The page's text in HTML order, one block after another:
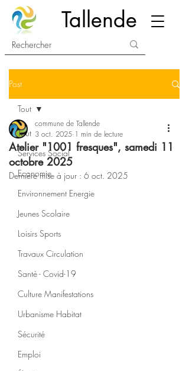
Tallende
Post
Tout
Services Social
Economie
Environnement Energie
Jeunes Scolaire
Loisirs Sports
Travaux Circulation
Santé - Covid-19
Culture Manifestations
Urbanisme Habitat
Sécurité
Emploi
Tout
Atelier "1001 fresques", samedi 11
octobre 2025
commune de Tallende
3 oct. 2025 1 min de lecture
Dernière mise à jour : 6 oct. 2025